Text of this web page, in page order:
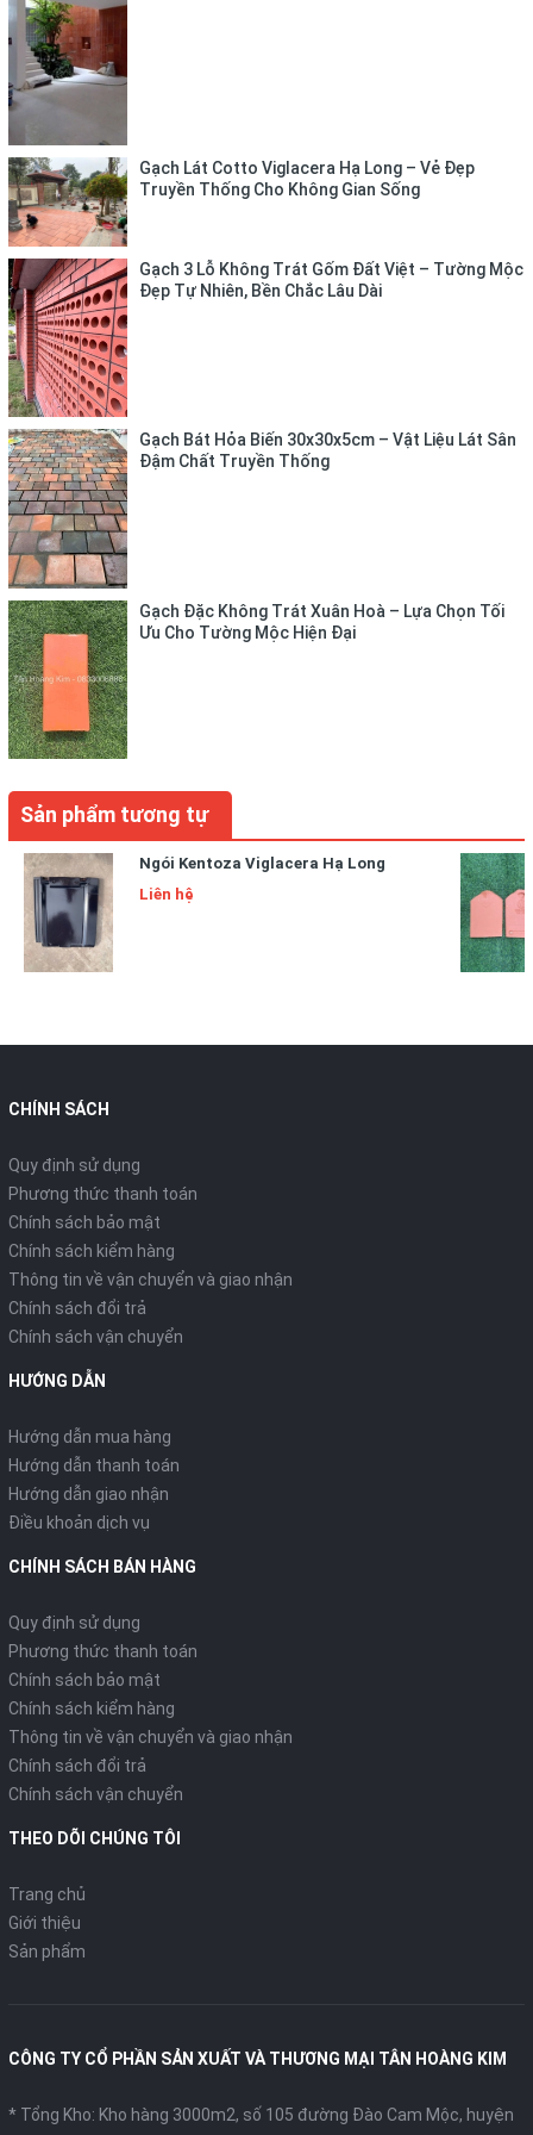
Gạch Lát Cotto Viglacera Hạ Long – Vẻ Đẹp
Truyền Thống Cho Không Gian Sống
Gạch 3 Lỗ Không Trát Gốm Đất Việt – Tường Mộc
Đẹp Tự Nhiên, Bền Chắc Lâu Dài
Gạch Bát Hỏa Biến 30x30x5cm – Vật Liệu Lát Sân
Đậm Chất Truyền Thống
Gạch Đặc Không Trát Xuân Hoà – Lựa Chọn Tối
Ưu Cho Tường Mộc Hiện Đại
Sản phẩm tương tự
Ngói Kentoza Viglacera Hạ Long
Liên hệ
CHÍNH SÁCH
Quy định sử dụng
Phương thức thanh toán
Chính sách bảo mật
Chính sách kiểm hàng
Thông tin về vận chuyển và giao nhận
Chính sách đổi trả
Chính sách vận chuyển
HƯỚNG DẪN
Hướng dẫn mua hàng
Hướng dẫn thanh toán
Hướng dẫn giao nhận
Điều khoản dịch vụ
CHÍNH SÁCH BÁN HÀNG
Quy định sử dụng
Phương thức thanh toán
Chính sách bảo mật
Chính sách kiểm hàng
Thông tin về vận chuyển và giao nhận
Chính sách đổi trả
Chính sách vận chuyển
THEO DÕI CHÚNG TÔI
Trang chủ
Giới thiệu
Sản phẩm
CÔNG TY CỔ PHẦN SẢN XUẤT VÀ THƯƠNG MẠI TÂN HOÀNG KIM
* Tổng Kho: Kho hàng 3000m2, số 105 đường Đào Cam Mộc, huyện